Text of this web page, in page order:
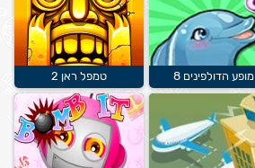
מופע הדולפינים 8 טמפל ראן 2